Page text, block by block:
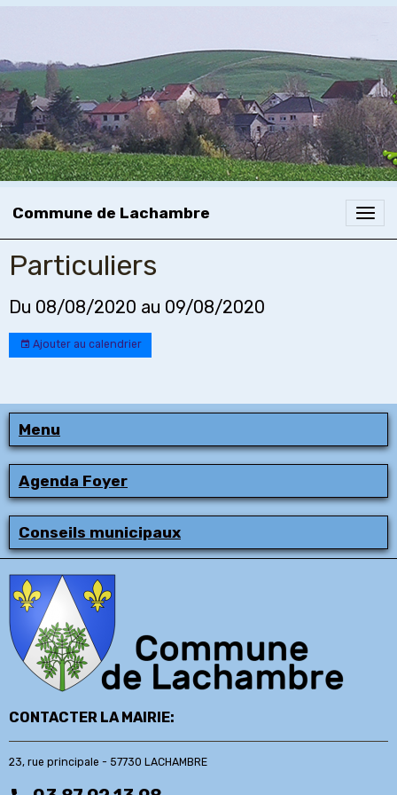
Commune de Lachambre
Particuliers
Du 08/08/2020 au 09/08/2020
Ajouter au calendrier
Menu
Agenda Foyer
Conseils municipaux
CONTACTER LA MAIRIE:
23, rue principale - 57730 LACHAMBRE